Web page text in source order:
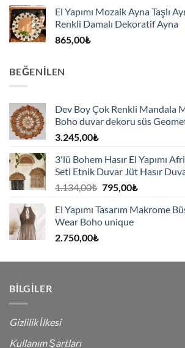
El Yapımı Mozaik Ayna Taşlı
Renkli Damalı Dekoratif Ayna
865,00₺
BEĞENILEN
Dev Boy Çok Renkli Mandala
Boho duvar dekoru süs
3.245,00₺
3'lü Bohem Hasır El Yapımı
Seti Etnik Duvar Jüt Hasır
1.134,00₺ Orijinal
1.134,00₺.
795,00₺Şu
fiyat:
El Yapımı Tasarım Makrome
Wear Boho unique
2.750,00₺
BILGILER
Gizlilik İlkesi
Kullanım Şartları